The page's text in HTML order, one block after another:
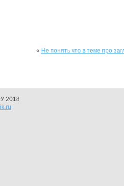
« Не понять что в теме про
2018